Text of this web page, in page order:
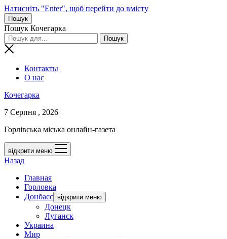
Натисніть "Enter", щоб перейти до вмісту
Пошук
Пошук Кочегарка
Контакты
О нас
Кочегарка
7 Серпня , 2026
Горлівська міська онлайн-газета
відкрити меню
Назад
Главная
Горловка
Донбасс відкрити меню
Донецк
Луганск
Украина
Мир